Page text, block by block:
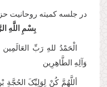
در جلسه کمیته روحانیت
بِسْمِ اللَّهِ
الْحَمْدُ للهِ رَبِّ
وَآلِهِ الطَّاهِرِین
أللَّهُمَّ کُنْ لِوَلِیِّکَ